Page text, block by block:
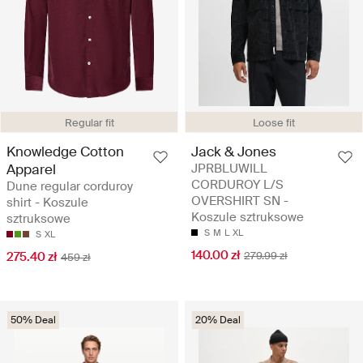
Regular fit
Knowledge Cotton
Apparel
Dune regular corduroy
shirt - Koszule
sztruksowe
S XL
275.40 zł 459 zł
Loose fit
Jack & Jones
JPRBLUWILL
CORDUROY L/S
OVERSHIRT SN -
Koszule sztruksowe
S M L XL
140.00 zł 279.99 zł
50% Deal 20% Deal